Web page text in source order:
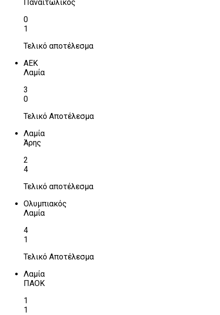
Παναιτωλικός
0
1
Τελικό αποτέλεσμα
ΑΕΚ
Λαμία
3
0
Τελικό Αποτέλεσμα
Λαμία
Άρης
2
4
Τελικό αποτέλεσμα
Ολυμπιακός
Λαμία
4
1
Τελικό Αποτέλεσμα
Λαμία
ΠΑΟΚ
1
1